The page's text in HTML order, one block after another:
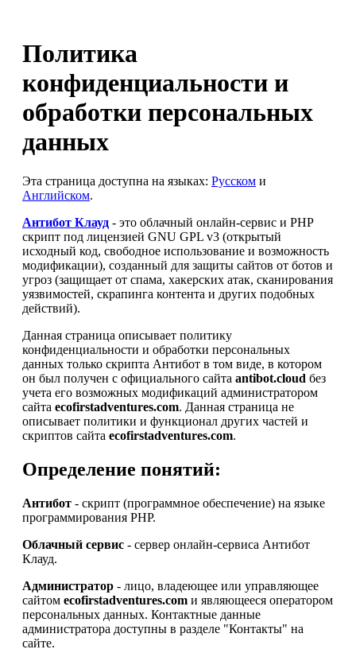
Политика
конфиденциальности и
обработки персональных
данных
Эта страница доступна на языках: Русском и
Английском.
Антибот Клауд - это облачный онлайн-сервис и PHP
скрипт под лицензией GNU GPL v3 (открытый
исходный код, свободное использование и возможность
модификации), созданный для защиты сайтов от ботов и
угроз (защищает от спама, хакерских атак, сканирования
уязвимостей, скрапинга контента и других подобных
действий).
Данная страница описывает политику
конфиденциальности и обработки персональных
данных только скрипта Антибот в том виде, в котором
он был получен с официального сайта antibot.cloud без
учета его возможных модификаций администратором
сайта ecofirstadventures.com. Данная страница не
описывает политики и функционал других частей и
скриптов сайта ecofirstadventures.com.
Определение понятий:
Антибот - скрипт (программное обеспечение) на языке
программирования PHP.
Облачный сервис - сервер онлайн-сервиса Антибот
Клауд.
Администратор - лицо, владеющее или управляющее
сайтом ecofirstadventures.com и являющееся оператором
персональных данных. Контактные данные
администратора доступны в разделе "Контакты" на
сайте.